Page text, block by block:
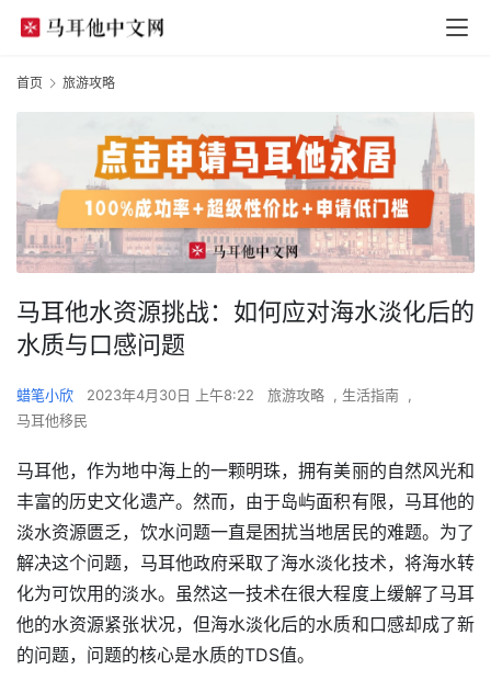
首页 旅游攻略
马耳他水资源挑战：如何应对海水淡化后的
水质与口感问题
蜡笔小欣 2023年4月30日 上午8:22 旅游攻略 , 生活指南
,
马耳他移民
马耳他，作为地中海上的一颗明珠，拥有美丽的自然风光和
丰富的历史文化遗产。然而，由于岛屿面积有限，马耳他的
淡水资源匮乏，饮水问题一直是困扰当地居民的难题。为了
解决这个问题，马耳他政府采取了海水淡化技术，将海水转
化为可饮用的淡水。虽然这一技术在很大程度上缓解了马耳
他的水资源紧张状况，但海水淡化后的水质和口感却成了新
的问题，问题的核心是水质的TDS值。